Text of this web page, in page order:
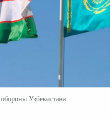
Узбекистана